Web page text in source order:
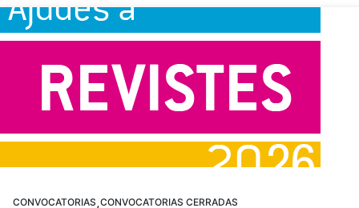
CONVOCATORIAS,CONVOCATORIAS CERRADAS